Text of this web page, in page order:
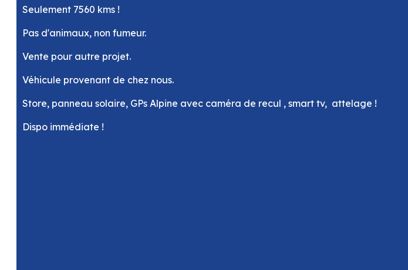
Seulement 7560 kms !
Pas d'animaux, non fumeur.
Vente pour autre projet.
Véhicule provenant de chez nous.
Store, panneau solaire, GPs Alpine avec caméra de recul , smart tv, attelage !
Dispo immédiate !